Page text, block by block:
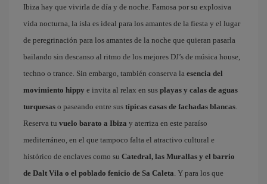
Ibiza hay que vivirla de día y de noche. Famosa por su explosiva
vida nocturna, la isla es ideal para los amantes de la fiesta y el lugar
de peregrinación para los amantes de la noche que quieran pasarla
bailando sin descanso al ritmo de los mejores DJ’s de música house,
techno o trance. Sin embargo, también conserva la esencia del
movimiento hippy e invita al relax en sus playas y calas de aguas
turquesas o paseando entre sus típicas casas de fachadas blancas.
Reserva tu vuelo barato a Ibiza y aterriza en este paraíso
mediterráneo, en el que tampoco falta el atractivo cultural e
histórico de enclaves como su Catedral, las Murallas y el barrio
de Dalt Vila o el poblado fenicio de Sa Caleta. Y para los que